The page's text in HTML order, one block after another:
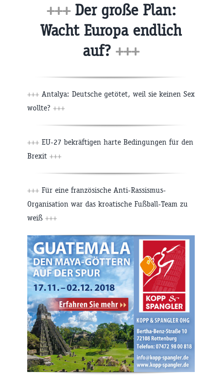
+++ Der große Plan:
Wacht Europa endlich
auf? +++
+++ Antalya: Deutsche getötet, weil sie keinen Sex
wollte? +++
+++ EU-27 bekräftigen harte Bedingungen für den
Brexit +++
+++ Für eine französische Anti-Rassismus-
Organisation war das kroatische Fußball-Team zu
weiß +++